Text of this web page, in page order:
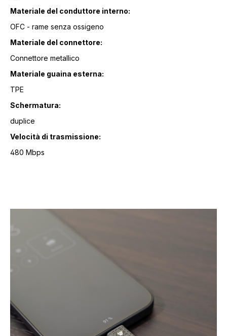
Materiale del conduttore interno:
OFC - rame senza ossigeno
Materiale del connettore:
Connettore metallico
Materiale guaina esterna:
TPE
Schermatura:
duplice
Velocità di trasmissione:
480 Mbps